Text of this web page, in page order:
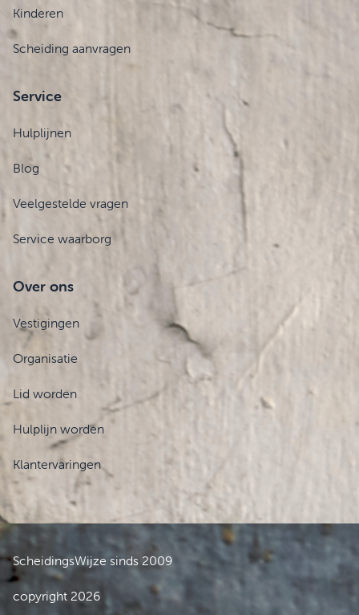
Kinderen
Scheiding aanvragen
Service
Hulplijnen
Blog
Veelgestelde vragen
Service waarborg
Over ons
Vestigingen
Organisatie
Lid worden
Hulplijn worden
Klantervaringen
ScheidingsWijze sinds 2009
copyright 2026